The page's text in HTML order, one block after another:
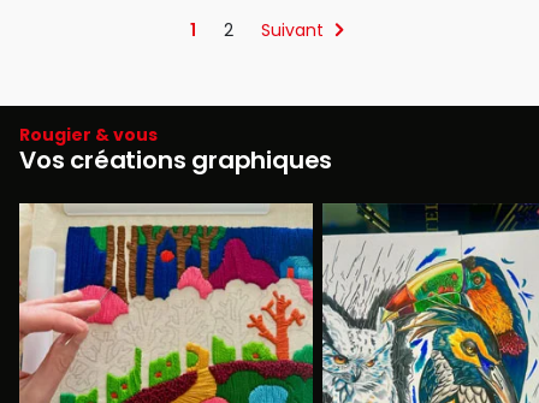
1 2 Suivant
Rougier & vous
Vos créations graphiques